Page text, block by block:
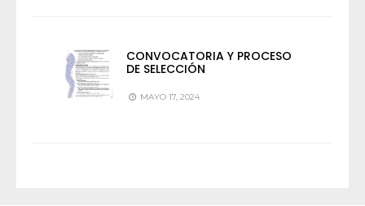
CONVOCATORIA Y PROCESO
DE SELECCIÓN
MAYO 17, 2024